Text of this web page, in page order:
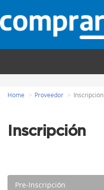
Home Proveedor Inscripción
Inscripción
Pre-Inscripción